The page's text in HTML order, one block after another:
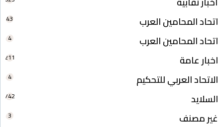
اتحاد المحامين العرب 43
اتحاد المحامين العرب 4
اخبار عامة 211
الاتحاد العربي للتحكيم 4
السلايد 742
غير مصنف 3